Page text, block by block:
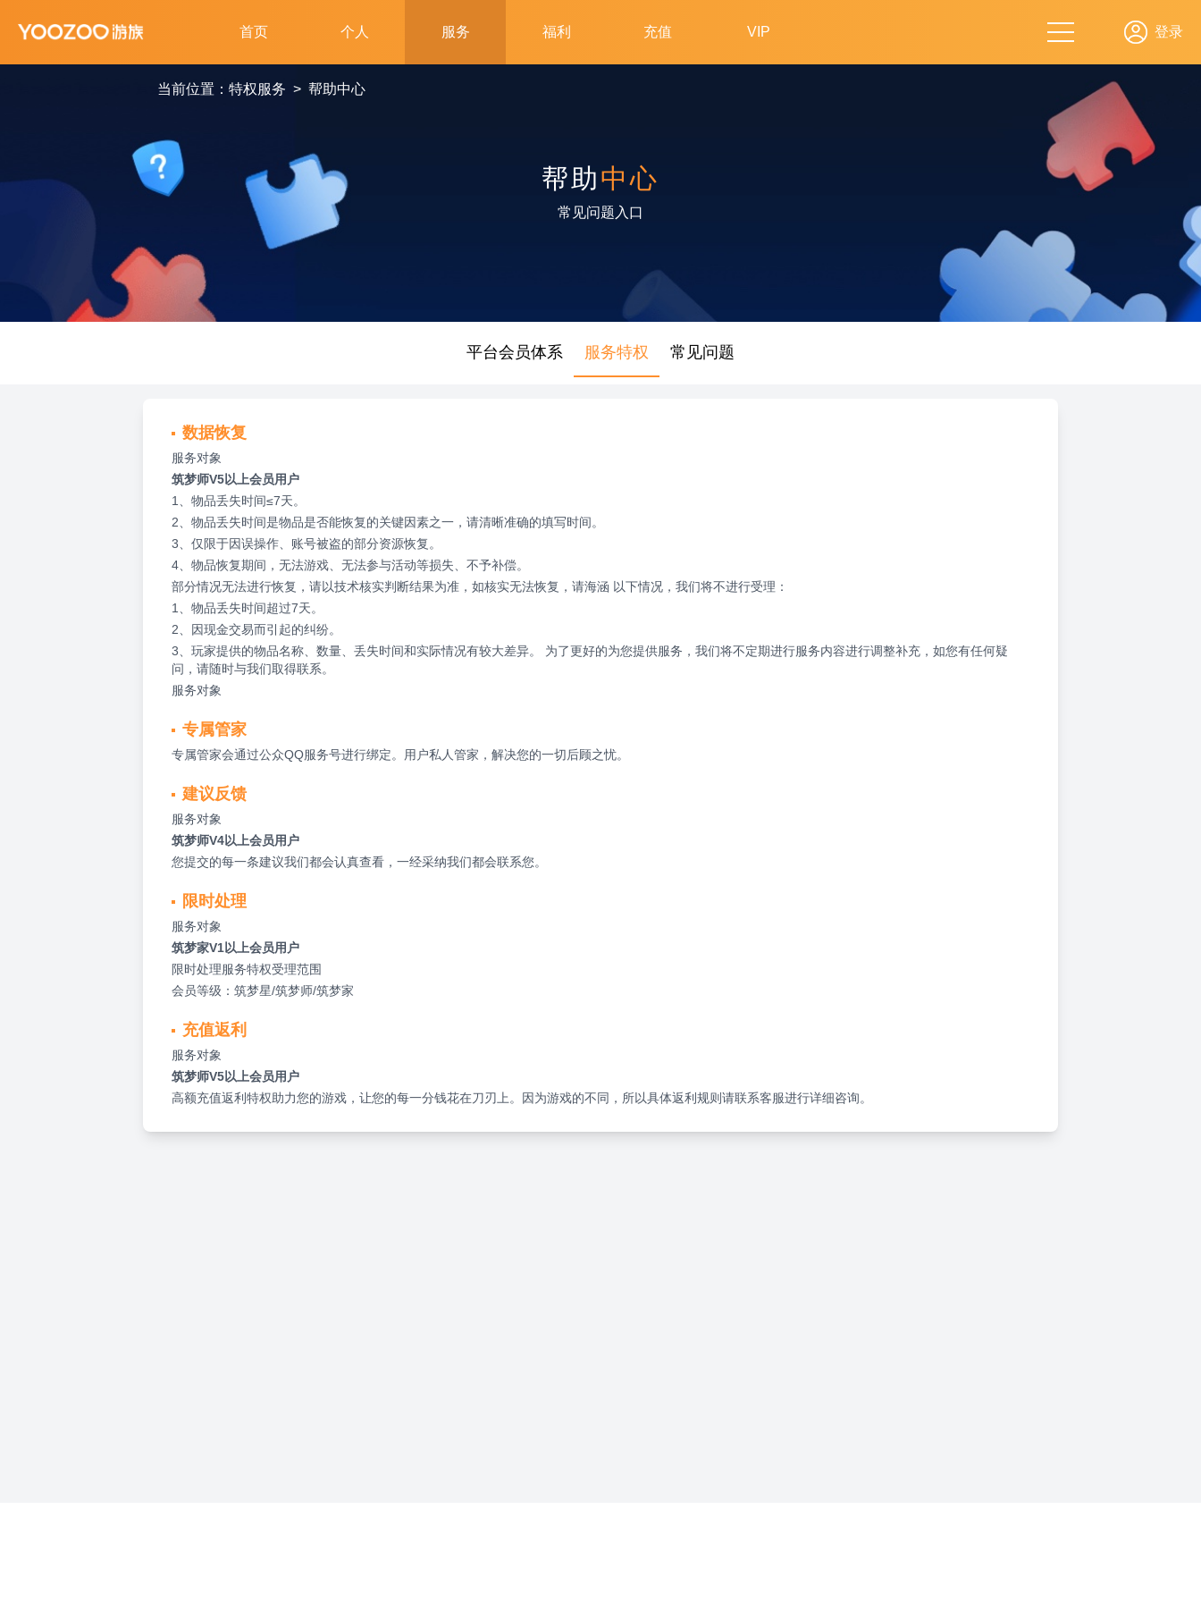
当前位置： 特权服务 > 帮助中心
帮助中心
常见问题入口
平台会员体系 服务特权 常见问题
数据恢复
服务对象
筑梦师V5以上会员用户
1、物品丢失时间≤7天。
2、物品丢失时间是物品是否能恢复的关键因素之一，请清晰准确的填写时间。
3、仅限于因误操作、账号被盗的部分资源恢复。
4、物品恢复期间，无法游戏、无法参与活动等损失、不予补偿。
部分情况无法进行恢复，请以技术核实判断结果为准，如核实无法恢复，请海涵 以下情况，我们将不进行受理：
1、物品丢失时间超过7天。
2、因现金交易而引起的纠纷。
3、玩家提供的物品名称、数量、丢失时间和实际情况有较大差异。 为了更好的为您提供服务，我们将不定期进行服务内容进行调整补充，如您有任何疑
问，请随时与我们取得联系。
服务对象
专属管家
专属管家会通过公众QQ服务号进行绑定。用户私人管家，解决您的一切后顾之忧。
建议反馈
服务对象
筑梦师V4以上会员用户
您提交的每一条建议我们都会认真查看，一经采纳我们都会联系您。
限时处理
服务对象
筑梦家V1以上会员用户
限时处理服务特权受理范围
会员等级：筑梦星/筑梦师/筑梦家
充值返利
服务对象
筑梦师V5以上会员用户
高额充值返利特权助力您的游戏，让您的每一分钱花在刀刃上。因为游戏的不同，所以具体返利规则请联系客服进行详细咨询。